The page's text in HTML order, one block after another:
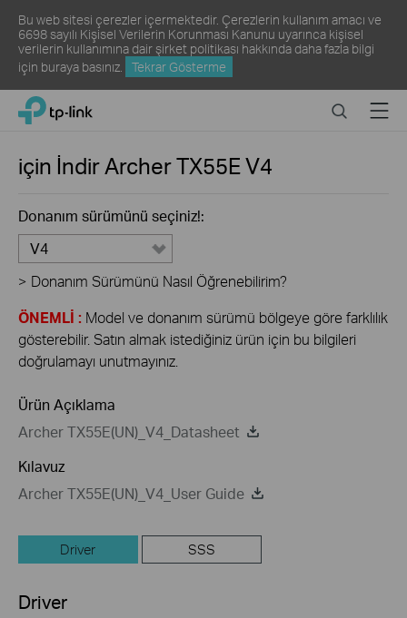
Bu web sitesi çerezler içermektedir. Çerezlerin kullanım amacı ve
6698 sayılı Kişisel Verilerin Korunması Kanunu uyarınca kişisel
verilerin kullanımına dair şirket politikası hakkında daha fazla bilgi
için buraya basınız. Tekrar Gösterme
Click
navigation
TP-Link, Reliably Smart SearchMenu
için İndirArcher TX55EV4
Donanım sürümünü seçiniz!:
V4
> Donanım Sürümünü Nasıl Öğrenebilirim?
ÖNEMLİ : Model ve donanım sürümü bölgeye göre farklılık
gösterebilir. Satın almak istediğiniz ürün için bu bilgileri
doğrulamayı unutmayınız.
Ürün Açıklama
Archer TX55E(UN)_V4_Datasheet
Kılavuz
Archer TX55E(UN)_V4_User Guide
Driver SSS
Driver